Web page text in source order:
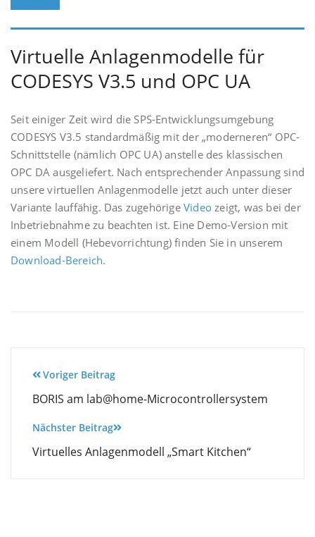
Virtuelle Anlagenmodelle für
CODESYS V3.5 und OPC UA
Seit einiger Zeit wird die SPS-Entwicklungsumgebung
CODESYS V3.5 standardmäßig mit der „moderneren“ OPC-
Schnittstelle (nämlich OPC UA) anstelle des klassischen
OPC DA ausgeliefert. Nach entsprechender Anpassung sind
unsere virtuellen Anlagenmodelle jetzt auch unter dieser
Variante lauffähig. Das zugehörige Video zeigt, was bei der
Inbetriebnahme zu beachten ist. Eine Demo-Version mit
einem Modell (Hebevorrichtung) finden Sie in unserem
Download-Bereich.
Beitragsnavigation
Voriger Beitrag
BORIS am lab@home-Microcontrollersystem
Nächster Beitrag
Virtuelles Anlagenmodell „Smart Kitchen“